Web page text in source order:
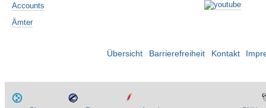
Accounts
Ämter
Übersicht Barrierefreiheit Kontakt